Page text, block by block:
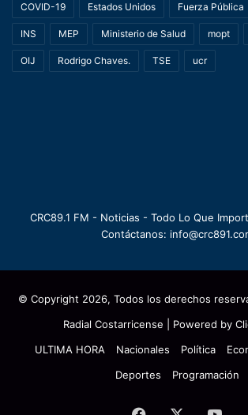
COVID-19 Estados Unidos Fuerza Pública
INS MEP Ministerio de Salud mopt
OIJ Rodrigo Chaves. TSE ucr
CRC89.1 FM - Noticias - Todo Lo Que
Contáctanos:
© Copyright 2026, Todos los derechos
Radial Costarricense | Powered by
ULTIMA HORA
Nacionales Política
Deportes
Programación